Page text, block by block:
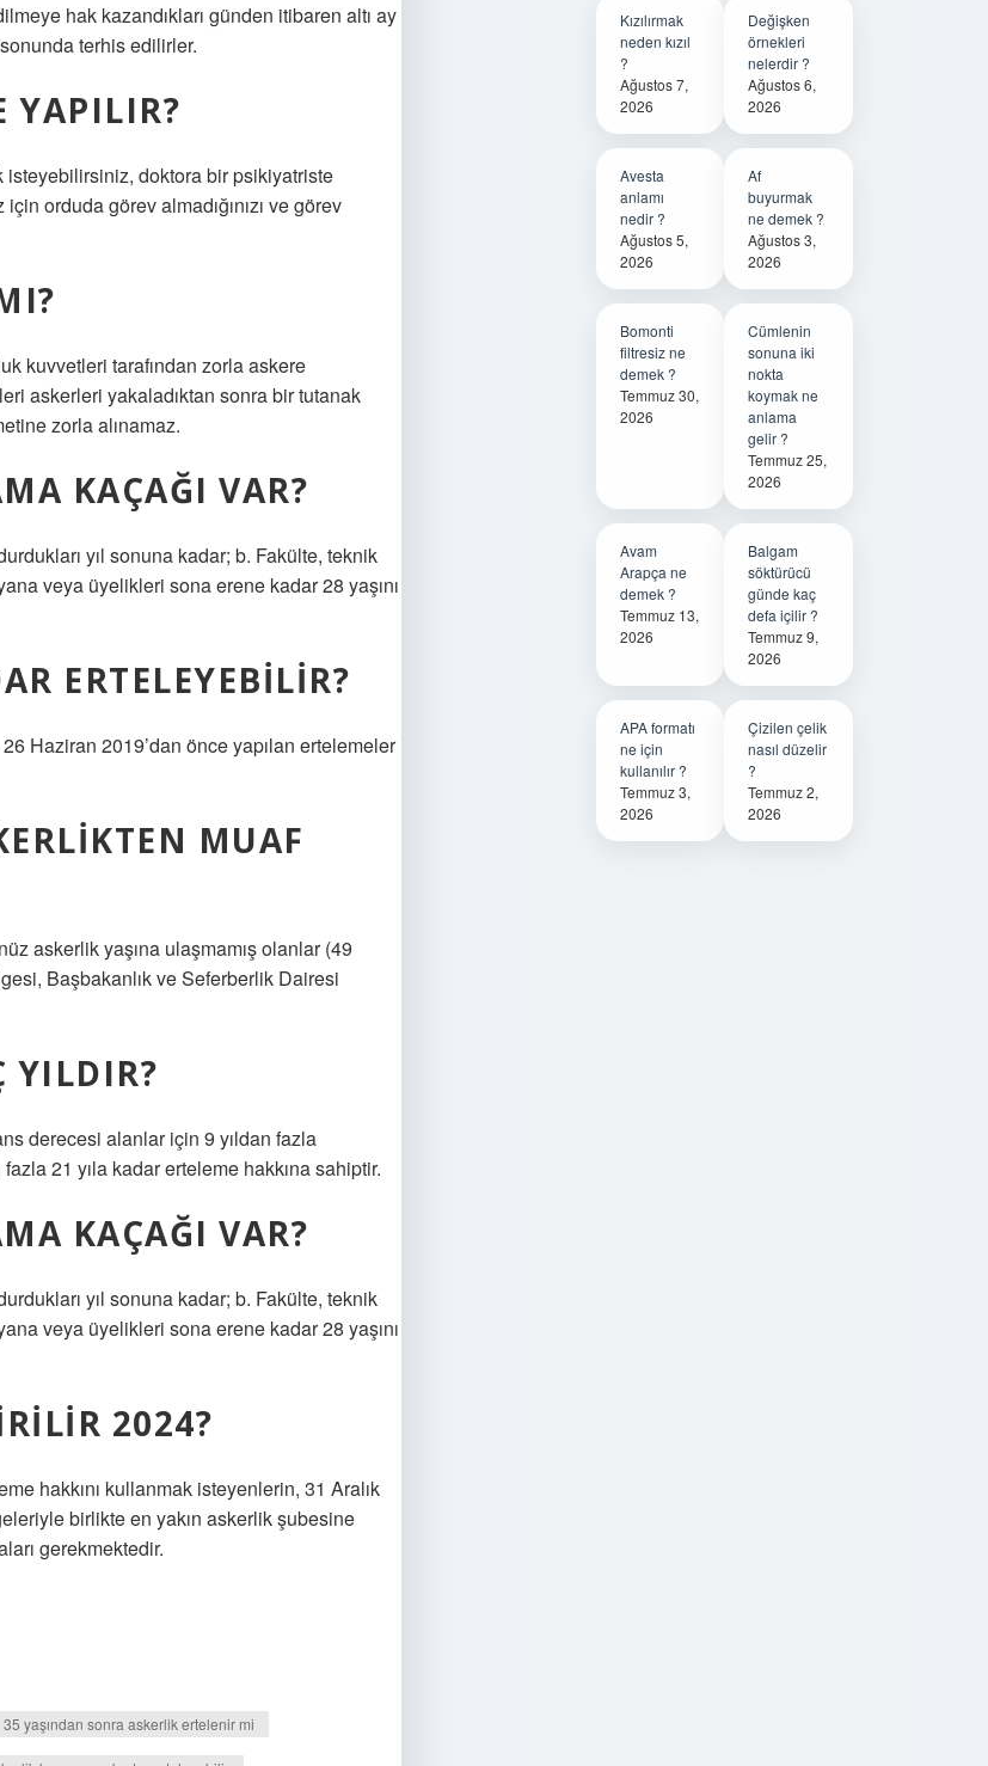
hak kazandıkları günden itibaren altı ay
terhis edilirler.
YAPILIR?
isteyebilirsiniz, doktora bir psikiyatriste
orduda görev almadığınızı ve görev
kuvvetleri tarafından zorla askere
askerleri yakaladıktan sonra bir tutanak
zorla alınamaz.
KAÇAĞI VAR?
yıl sonuna kadar; b. Fakülte, teknik
veya üyelikleri sona erene kadar 28 yaşını
ERTELEYEBILIR?
Haziran 2019’dan önce yapılan ertelemeler
MUAF
askerlik yaşına ulaşmamış olanlar (49
Başbakanlık ve Seferberlik Dairesi
YILDIR?
derecesi alanlar için 9 yıldan fazla
21 yıla kadar erteleme hakkına sahiptir.
KAÇAĞI VAR?
yıl sonuna kadar; b. Fakülte, teknik
veya üyelikleri sona erene kadar 28 yaşını
2024?
hakkını kullanmak isteyenlerin, 31 Aralık
birlikte en yakın askerlik şubesine
gerekmektedir.
35 yaşından sonra askerlik ertelenir mi
Kızılırmak
neden kızıl
?
Ağustos 7,
2026
Değişken
örnekleri
nelerdir ?
Ağustos 6,
2026
Avesta
anlamı
nedir ?
Ağustos 5,
2026
Af
buyurmak
ne demek ?
Ağustos 3,
2026
Bomonti
filtresiz ne
demek ?
Temmuz 30,
2026
Cümlenin
sonuna iki
nokta
koymak ne
anlama
gelir ?
Temmuz 25,
2026
Avam
Arapça ne
demek ?
Temmuz 13,
2026
Balgam
söktürücü
günde kaç
defa içilir ?
Temmuz 9,
2026
APA formatı
ne için
kullanılır ?
Temmuz 3,
2026
Çizilen çelik
nasıl düzelir
?
Temmuz 2,
2026